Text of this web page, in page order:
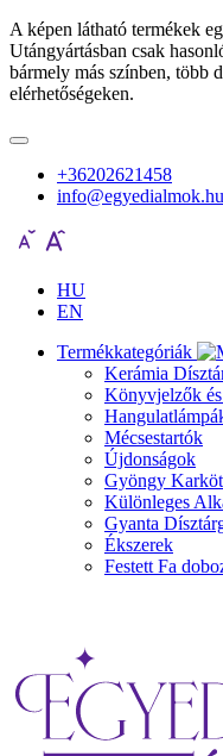
A képen látható termékek
Utángyártásban csak
bármely más színben, több
elérhetőségeken.
+36202621458
info@egyedialmok.hu
HU
EN
Termékkategóriák
Kerámia
Könyvjelzők
Mécsestartók
Újdonságok
Gyöngy
Különleges
Gyanta
Ékszerek
Festett Fa